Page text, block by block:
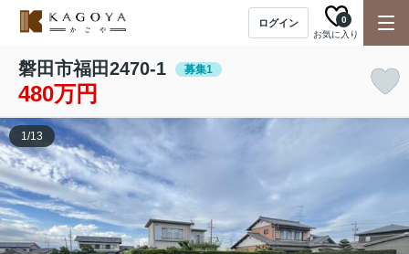
ログイン
お気に入り
0
磐田市福田2470-1 募集1
480万円
1/13